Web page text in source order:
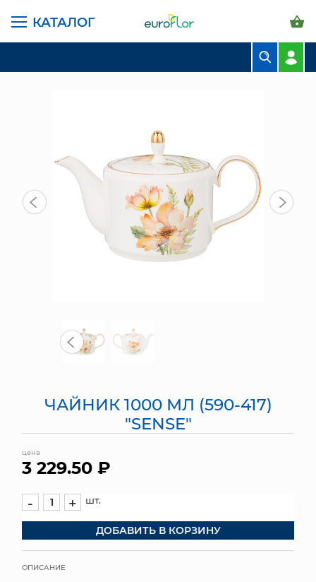
КАТАЛОГ
СВАДЕБНАЯ ФЛОРИСТИКА
КОМНАТНЫЕ РАСТЕНИЯ
ГОРШКИ И КАШПО
ГРУНТЫ И УДОБРЕНИЯ
МЯГКИЕ ИГРУШКИ
ЯЩИКИ
СУНДУКИ
ИСКУССТВЕННЫЕ ЦВЕТЫ
ПОДАРОЧНЫЕ КАРТЫ
ГЛАВНАЯ СТРАНИЦА КАТАЛОГ ПРЕДМЕТЫ ИНТЕРЬЕРА
ЧАЙНИК 1000 МЛ (590-417)
"SENSE"
цена
3 229.50 ₽
- + шт.
ДОБАВИТЬ В КОРЗИНУ
ОПИСАНИЕ